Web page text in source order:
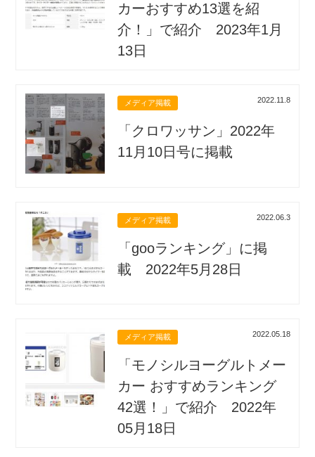
カーおすすめ13選を紹
介！」で紹介 2023年1月
13日
メディア掲載 2022.11.8
「クロワッサン」2022年
11月10日号に掲載
メディア掲載 2022.06.3
「gooランキング」に掲
載 2022年5月28日
メディア掲載 2022.05.18
「モノシルヨーグルトメー
カー おすすめランキング
42選！」で紹介 2022年
05月18日